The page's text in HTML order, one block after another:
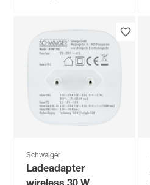
Schwaiger
Ladeadapter